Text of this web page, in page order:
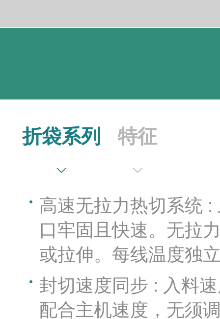
折袋系列 特征
高速无拉力热切系统
口牢固且快速。无拉
或拉伸。每线温度独
封切速度同步 : 入料
配合主机速度，无须